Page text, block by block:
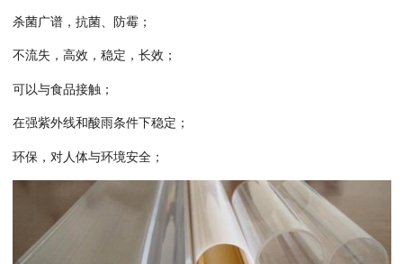
杀菌广谱，抗菌、防霉；
不流失，高效，稳定，长效；
可以与食品接触；
在强紫外线和酸雨条件下稳定；
环保，对人体与环境安全；